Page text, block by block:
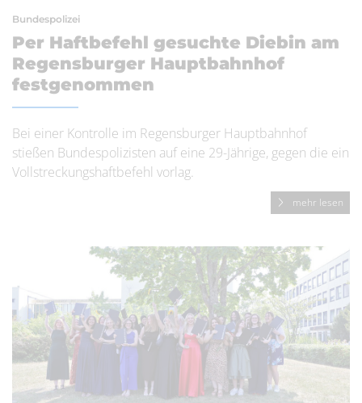
Bundespolizei
Per Haftbefehl gesuchte Diebin am
Regensburger Hauptbahnhof
festgenommen
Bei einer Kontrolle im Regensburger Hauptbahnhof
stießen Bundespolizisten auf eine 29-Jährige, gegen die ein
Vollstreckungshaftbefehl vorlag.
mehr lesen